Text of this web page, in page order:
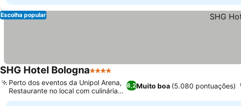
Escolha popular
SHG Hotel Bologna4 Estrelas
8,2Muito boa (5.080 pontuações)
Perto dos eventos da Unipol Arena,
Restaurante no local com culinária
local